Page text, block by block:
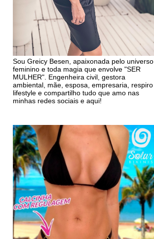
Sou Greicy Besen, apaixonada pelo universo
feminino e toda magia que envolve "SER
MULHER". Engenheira civil, gestora
ambiental, mãe, esposa, empresaria, respiro
lifestyle e compartilho tudo que amo nas
minhas redes sociais e aqui!